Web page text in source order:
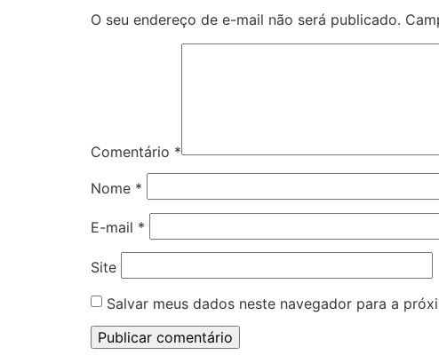
O seu endereço de e-mail não será publicado.
Comentário *
Nome *
E-mail *
Site
Salvar meus dados neste navegador para a